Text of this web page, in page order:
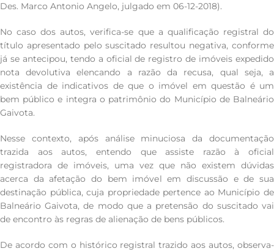
Des. Marco Antonio Angelo, julgado em 06-12-2018).
No caso dos autos, verifica-se que a qualificação registral do
título apresentado pelo suscitado resultou negativa, conforme
já se antecipou, tendo a oficial de registro de imóveis expedido
nota devolutiva elencando a razão da recusa, qual seja, a
existência de indicativos de que o imóvel em questão é um
bem público e integra o patrimônio do Município de Balneário
Gaivota.
Nesse contexto, após análise minuciosa da documentação
trazida aos autos, entendo que assiste razão à oficial
registradora de imóveis, uma vez que não existem dúvidas
acerca da afetação do bem imóvel em discussão e de sua
destinação pública, cuja propriedade pertence ao Município de
Balneário Gaivota, de modo que a pretensão do suscitado vai
de encontro às regras de alienação de bens públicos.
De acordo com o histórico registral trazido aos autos, observa-